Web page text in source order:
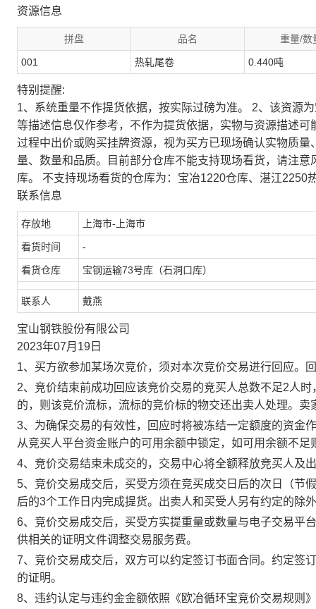
资源信息
拼盘 品名 重量/数
001 热轧尾卷 0.440吨
特别提醒:
1、系统重量不作提货依据，按实际过磅为准。 2、该资源
等描述信息仅作参考，不作为提货依据，实物与资源描述
过程中出价或购买挂牌资源，视为买方已现场确认实物质
量、数量和品质。目前部分仓库不能支持现场看货，请注
库。 不支持现场看货的仓库为：宝冶1220仓库、湛江2250
联系信息
存放地 上海市-上海市
看货时间 -
看货仓库 宝钢运输73号库（石洞口库）
联系人 戴燕
宝山钢铁股份有限公司
2023年07月19日
1、买方欲参加某场次竞价，须对本次竞价交易进行回应。
2、竞价结束前成功回应该竞价交易的竞买人总数不足2人
的，则该竞价流标，流标的竞价标的物交还出卖人处理。
3、为确保交易的有效性，回应时将被冻结一定额度的资金
从竞买人平台资金账户的可用余额中锁定，如可用余额不足
4、竞价交易结束未成交的，交易中心将全额释放竞买人及
5、竞价交易成交后，买受方须在竞买成交日后的次日（节
后的3个工作日内完成提货。出卖人和买受人另有约定的除
6、竞价交易成交后，买受方实提重量或数量与电子交易平
供相关的证明文件调整交易服务费。
7、竞价交易成交后，双方可以约定签订书面合同。约定签
的证明。
8、违约认定与违约金金额依照《欧冶循环宝竞价交易规则